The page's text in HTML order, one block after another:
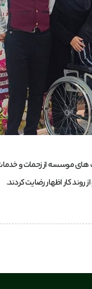
های موسسه از زحمات و
کار اظهار رضایت کردند.